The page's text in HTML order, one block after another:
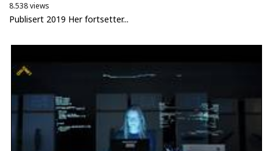
8.538 views
Publisert 2019 Her fortsetter...